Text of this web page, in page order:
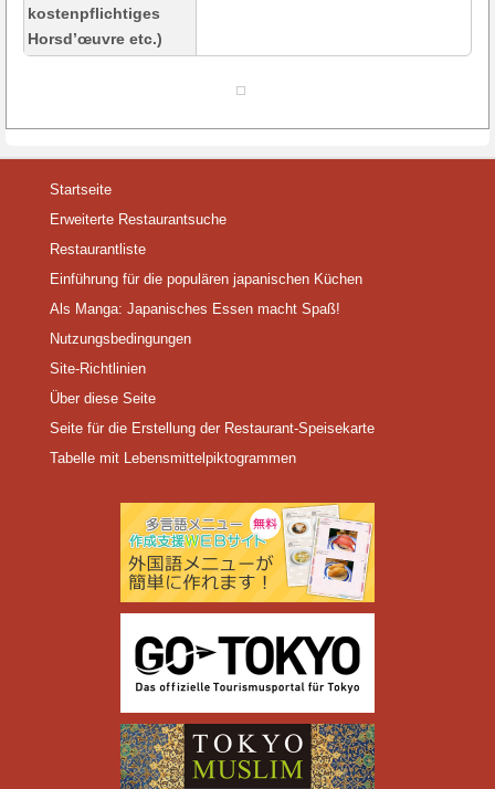
kostenpflichtiges
Horsd’œuvre etc.)
Startseite
Erweiterte Restaurantsuche
Restaurantliste
Einführung für die populären japanischen Küchen
Als Manga: Japanisches Essen macht Spaß!
Nutzungsbedingungen
Site-Richtlinien
Über diese Seite
Seite für die Erstellung der Restaurant-Speisekarte
Tabelle mit Lebensmittelpiktogrammen